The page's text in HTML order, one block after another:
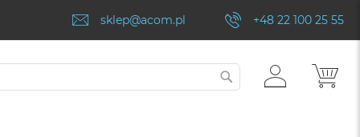
sklep@acom.pl +48 22 100 25 55
ZALOGUJ
SIĘ
SZUKAJ